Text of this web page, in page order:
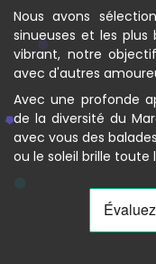
Nous avons
sinueuses et les plus
vibrant, notre
avec d'autres
Avec une profonde
de la diversité du
avec vous des
ou le soleil brille toute